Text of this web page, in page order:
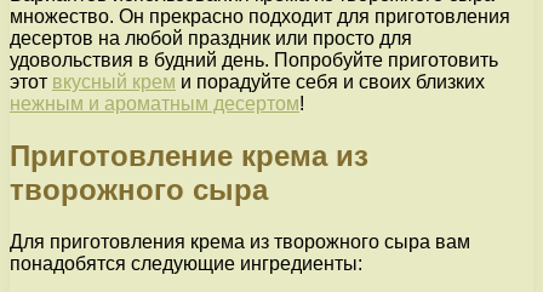
множество. Он прекрасно подходит для приготовления
десертов на любой праздник или просто для
удовольствия в будний день. Попробуйте приготовить
этот вкусный крем и порадуйте себя и своих близких
нежным и ароматным десертом!
Приготовление крема из
творожного сыра
Для приготовления крема из творожного сыра вам
понадобятся следующие ингредиенты: